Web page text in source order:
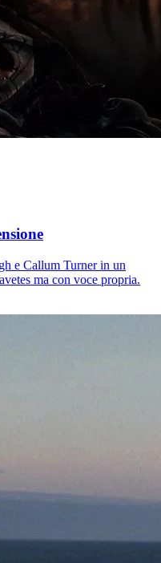
e Callum Turner in un
ma con voce propria.